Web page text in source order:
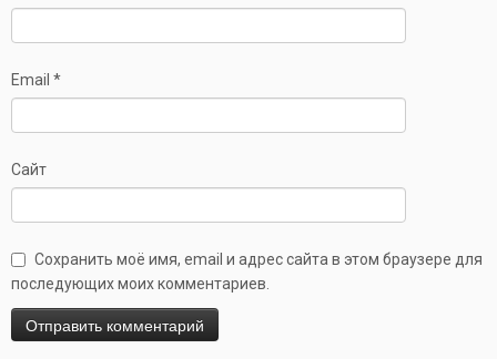
Email *
Сайт
Сохранить моё имя, email и адрес сайта в этом браузере для
последующих моих комментариев.